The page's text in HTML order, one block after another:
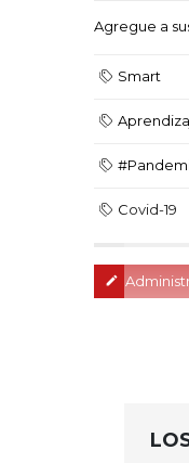
Agregue a
Smart
Covid-19